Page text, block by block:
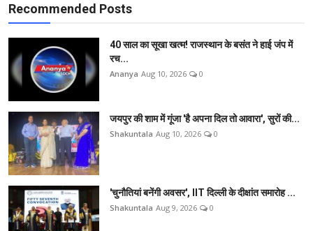
Recommended Posts
40 साल का सूखा खत्म! राजस्थान के बसंत ने हाई जंप में
रच...
Ananya Aug 10, 2026 0
जयपुर की शाम में गूंजा 'है अपना दिल तो आवारा', सुरों की...
Shakuntala Aug 10, 2026 0
'चुनौतियां बनेंगी अवसर', IIT दिल्ली के दीक्षांत समारोह ...
Shakuntala Aug 9, 2026 0